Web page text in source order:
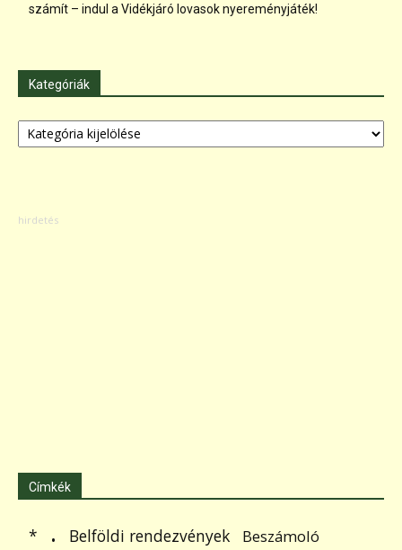
számít – indul a Vidékjáró lovasok nyereményjáték!
Kategóriák
Kategóriák
Címkék
* . Belföldi rendezvények Beszámoló